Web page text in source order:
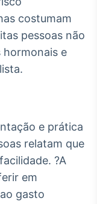
costumam
pessoas não
hormonais e
e prática
relatam que
?A
em
gasto